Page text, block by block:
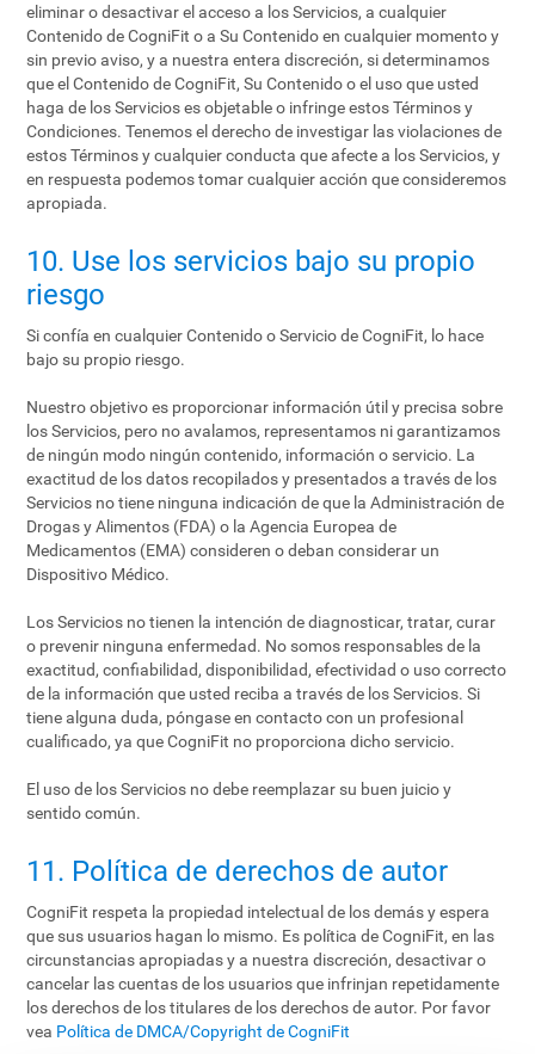
eliminar o desactivar el acceso a los Servicios, a cualquier
Contenido de CogniFit o a Su Contenido en cualquier momento y
sin previo aviso, y a nuestra entera discreción, si determinamos
que el Contenido de CogniFit, Su Contenido o el uso que usted
haga de los Servicios es objetable o infringe estos Términos y
Condiciones. Tenemos el derecho de investigar las violaciones de
estos Términos y cualquier conducta que afecte a los Servicios, y
en respuesta podemos tomar cualquier acción que consideremos
apropiada.
10. Use los servicios bajo su propio
riesgo
Si confía en cualquier Contenido o Servicio de CogniFit, lo hace
bajo su propio riesgo.
Nuestro objetivo es proporcionar información útil y precisa sobre
los Servicios, pero no avalamos, representamos ni garantizamos
de ningún modo ningún contenido, información o servicio. La
exactitud de los datos recopilados y presentados a través de los
Servicios no tiene ninguna indicación de que la Administración de
Drogas y Alimentos (FDA) o la Agencia Europea de
Medicamentos (EMA) consideren o deban considerar un
Dispositivo Médico.
Los Servicios no tienen la intención de diagnosticar, tratar, curar
o prevenir ninguna enfermedad. No somos responsables de la
exactitud, confiabilidad, disponibilidad, efectividad o uso correcto
de la información que usted reciba a través de los Servicios. Si
tiene alguna duda, póngase en contacto con un profesional
cualificado, ya que CogniFit no proporciona dicho servicio.
El uso de los Servicios no debe reemplazar su buen juicio y
sentido común.
11. Política de derechos de autor
CogniFit respeta la propiedad intelectual de los demás y espera
que sus usuarios hagan lo mismo. Es política de CogniFit, en las
circunstancias apropiadas y a nuestra discreción, desactivar o
cancelar las cuentas de los usuarios que infrinjan repetidamente
los derechos de los titulares de los derechos de autor. Por favor
vea Política de DMCA/Copyright de CogniFit